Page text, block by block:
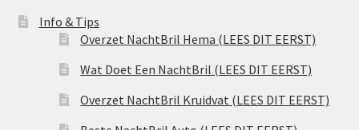
Info & Tips
Overzet NachtBril Hema (LEES DIT EERST)
Wat Doet Een NachtBril (LEES DIT EERST)
Overzet NachtBril Kruidvat (LEES DIT EERST)